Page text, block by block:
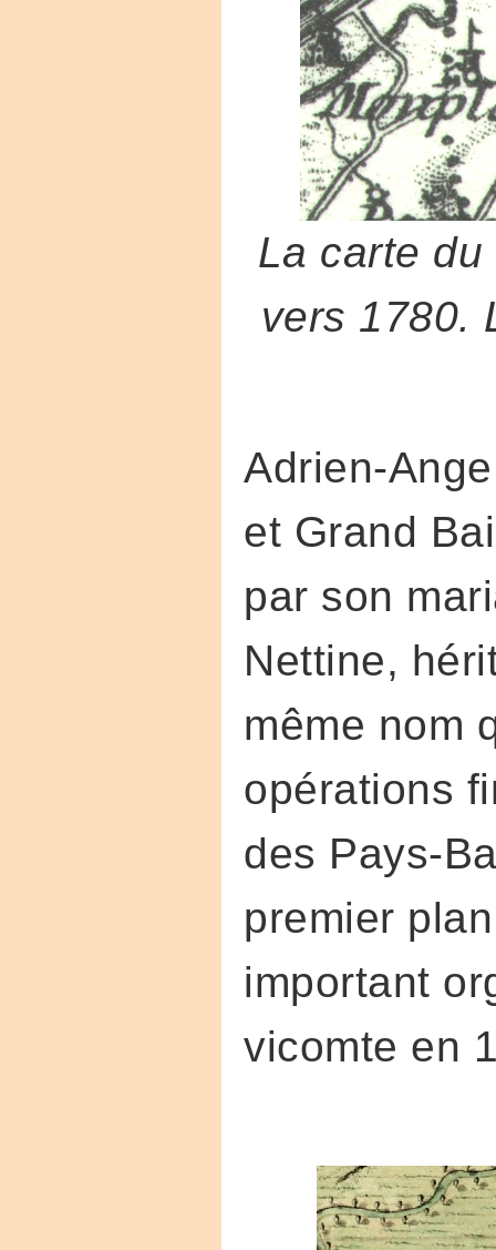
La carte
vers 1780.
Adrien-
et Grand
par son
Nettine,
même nom
opérations
des Pays-
premier
important
vicomte en